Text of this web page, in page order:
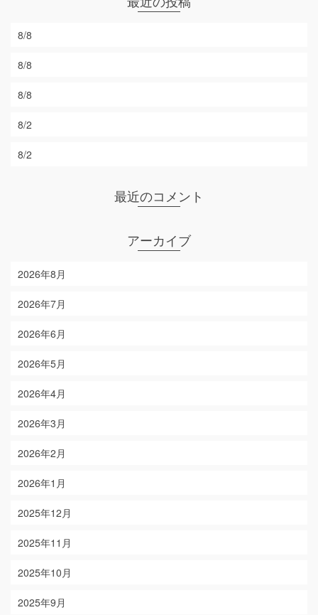
8/8
8/8
8/8
8/2
8/2
最近のコメント
アーカイブ
2026年8月
2026年7月
2026年6月
2026年5月
2026年4月
2026年3月
2026年2月
2026年1月
2025年12月
2025年11月
2025年10月
2025年9月